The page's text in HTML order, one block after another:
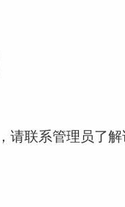
请联系管理员了